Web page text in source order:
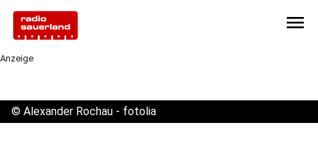
menu
Anzeige
© Alexander Rochau - fotolia